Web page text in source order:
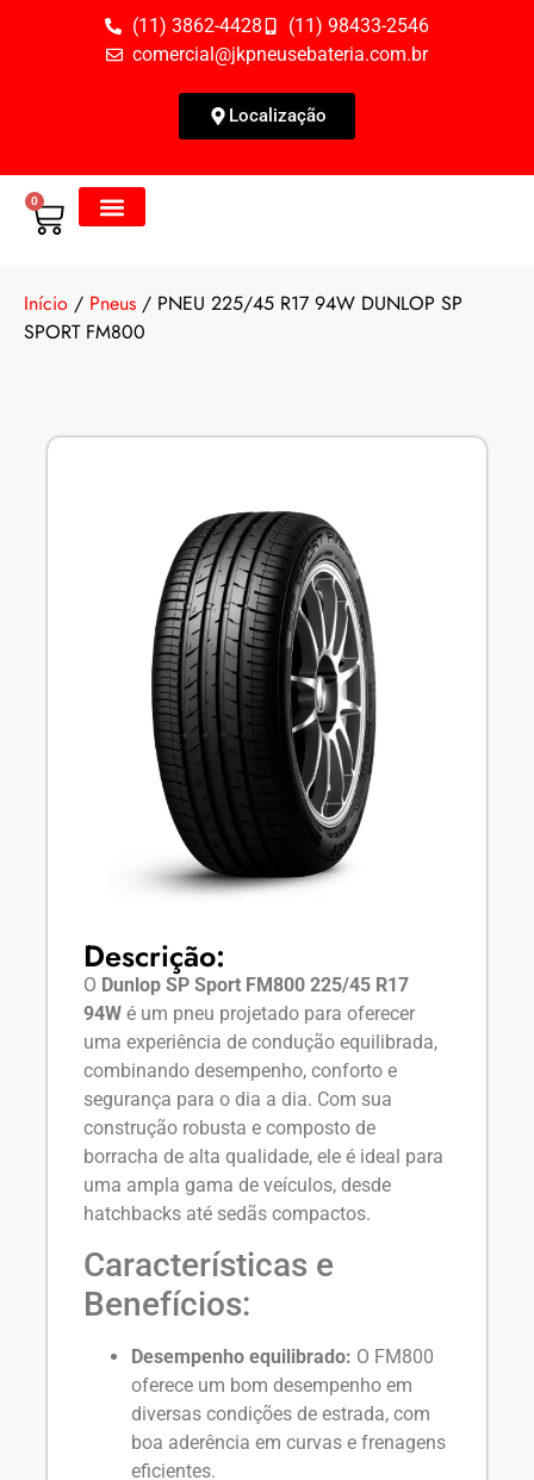
(11) 3862-4428
(11) 98433-2546
comercial@jkpneusebateria.com.br
Localização
0
Início / Pneus / PNEU 225/45 R17 94W DUNLOP SP
SPORT FM800
Descrição:
O Dunlop SP Sport FM800 225/45 R17
94W é um pneu projetado para oferecer
uma experiência de condução equilibrada,
combinando desempenho, conforto e
segurança para o dia a dia. Com sua
construção robusta e composto de
borracha de alta qualidade, ele é ideal para
uma ampla gama de veículos, desde
hatchbacks até sedãs compactos.
Características e
Benefícios:
Desempenho equilibrado: O FM800
oferece um bom desempenho em
diversas condições de estrada, com
boa aderência em curvas e frenagens
eficientes.